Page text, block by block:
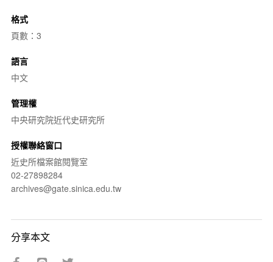
格式
頁數：3
語言
中文
管理權
中央研究院近代史研究所
授權聯絡窗口
近史所檔案館閱覽室
02-27898284
archives@gate.sinica.edu.tw
分享本文